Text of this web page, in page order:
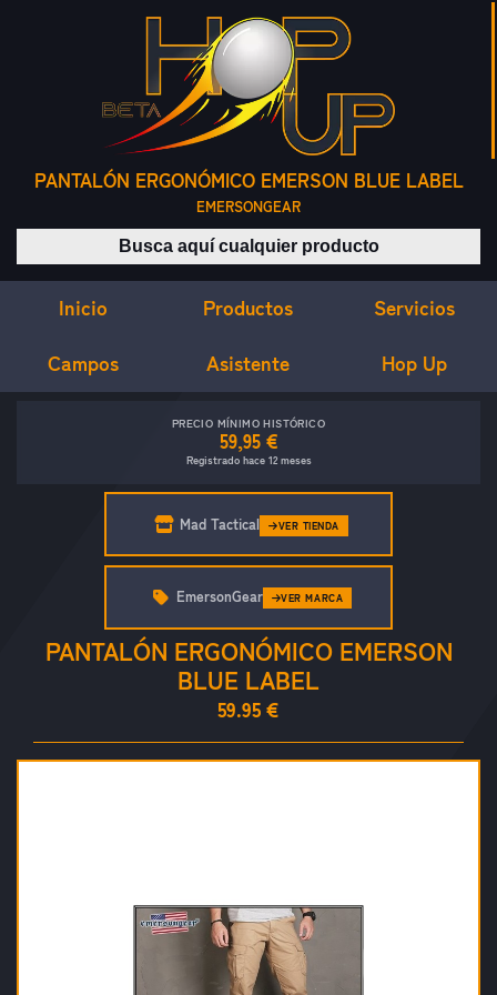
PANTALÓN ERGONÓMICO EMERSON BLUE LABEL
EMERSONGEAR
Buscar productos
Inicio Productos Servicios
Campos Asistente Hop Up
PRECIO MÍNIMO HISTÓRICO
59,95 €
Registrado hace 12 meses
Mad Tactical VER TIENDA
PANTALÓN ERGONÓMICO EMERSON
BLUE LABEL
59.95 €
EmersonGear VER MARCA